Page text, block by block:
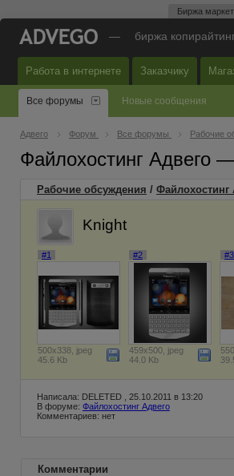
Биржа
— биржа
Работа в интернете Заказчику
Все форумы Новые сообщения
Адвего Форум Все форумы Рабочие
Файлохостинг Адвего
Рабочие обсуждения / Файлохостинг
Knight
#1
500x338, jpeg
45.6 Kb
#2
459x500, jpeg
44.0 Kb
#3
Написала: DELETED , 25.10.2011 в 13:20
В форуме: Файлохостинг Адвего
Комментариев: нет
Комментарии